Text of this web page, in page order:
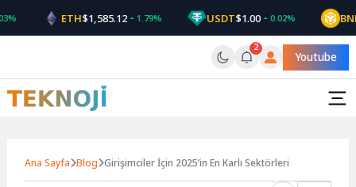
to
content
ETH$1,585.12 1.79% USDT$1.00 0.02% BNB
2
Youtube
Ana Sayfa Blog Girişimciler İçin 2025’in En Karlı Sektörleri